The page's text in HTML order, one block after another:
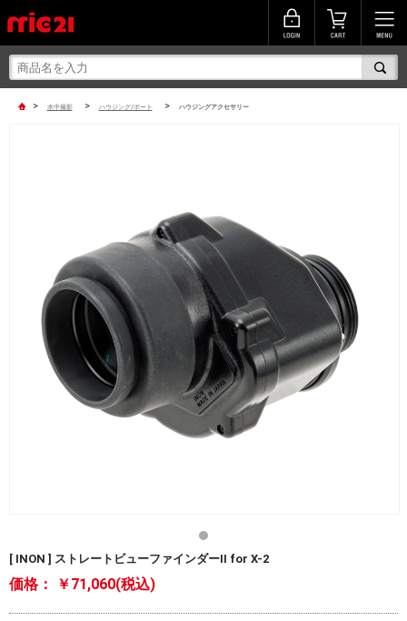
> 水中撮影 > ハウジング/ポート > ハウジングアクセサリー
[ INON ] ストレートビューファインダーII for X-2
価格： ￥71,060(税込)